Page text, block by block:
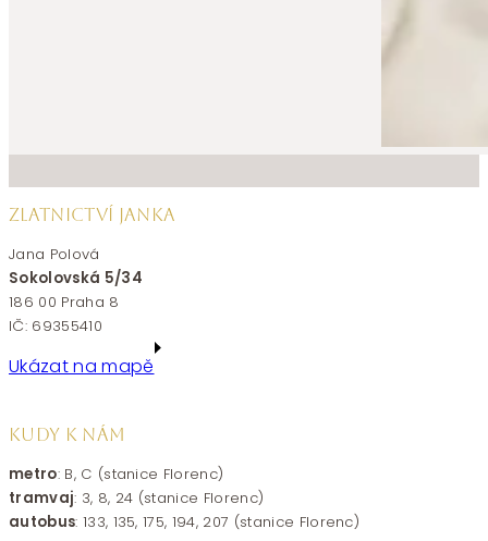
ZLATNICTVÍ JANKA
Jana Polová
Sokolovská 5/34
186 00 Praha 8
IČ: 69355410
Ukázat na mapě
KUDY K NÁM
metro: B, C (stanice Florenc)
tramvaj: 3, 8, 24 (stanice Florenc)
autobus: 133, 135, 175, 194, 207 (stanice Florenc)